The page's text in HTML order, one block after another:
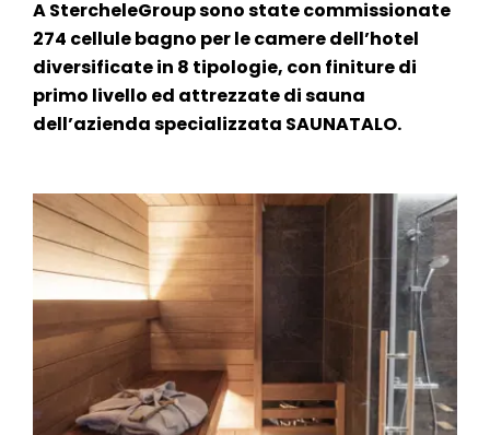
A StercheleGroup sono state commissionate
274 cellule bagno per le camere dell’hotel
diversificate in 8 tipologie, con finiture di
primo livello ed attrezzate di sauna
dell’azienda specializzata SAUNATALO.